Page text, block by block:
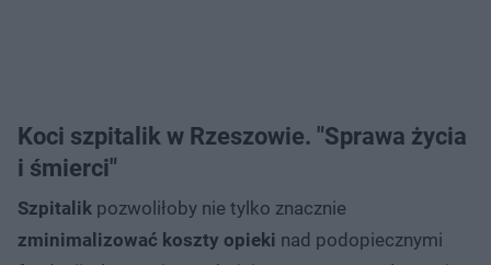
Koci szpitalik w Rzeszowie. "Sprawa życia
i śmierci"
Szpitalik pozwoliłoby nie tylko znacznie
zminimalizować koszty opieki nad podopiecznymi